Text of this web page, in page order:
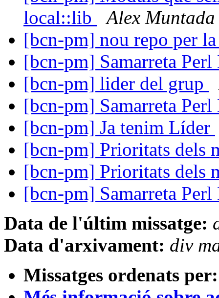
local::lib
Alex Muntada
[bcn-pm] nou repo per
[bcn-pm] Samarreta
[bcn-pm] lider del grup
[bcn-pm] Samarreta
[bcn-pm] Ja tenim Líder
[bcn-pm] Prioritats dels
[bcn-pm] Prioritats dels
[bcn-pm] Samarreta
Data de l'últim missatge:
Data d'arxivament: div
Missatges ordenats per: